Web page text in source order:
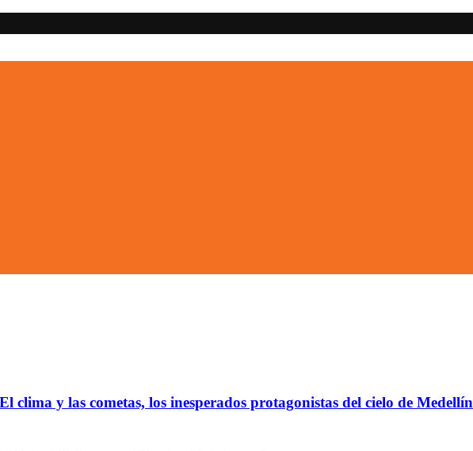
clima y las cometas, los inesperados protagonistas del cielo de Medellín